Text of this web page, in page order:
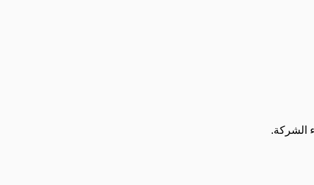
الشركة.